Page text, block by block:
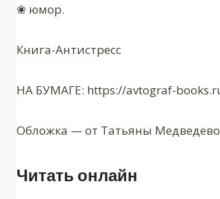
❀ юмор.
Книга-Антистресс
НА БУМАГЕ: https://avtograf-
Обложка — от Татьяны
Читать онлайн